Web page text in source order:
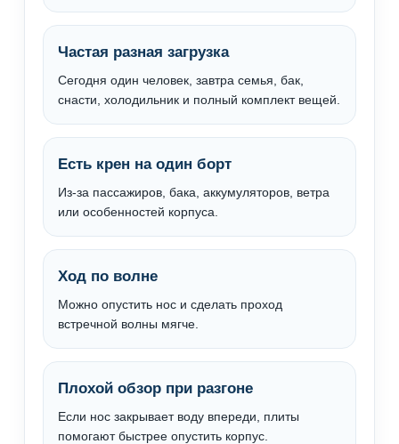
Частая разная загрузка
Сегодня один человек, завтра семья, бак,
снасти, холодильник и полный комплект вещей.
Есть крен на один борт
Из-за пассажиров, бака, аккумуляторов, ветра
или особенностей корпуса.
Ход по волне
Можно опустить нос и сделать проход
встречной волны мягче.
Плохой обзор при разгоне
Если нос закрывает воду впереди, плиты
помогают быстрее опустить корпус.